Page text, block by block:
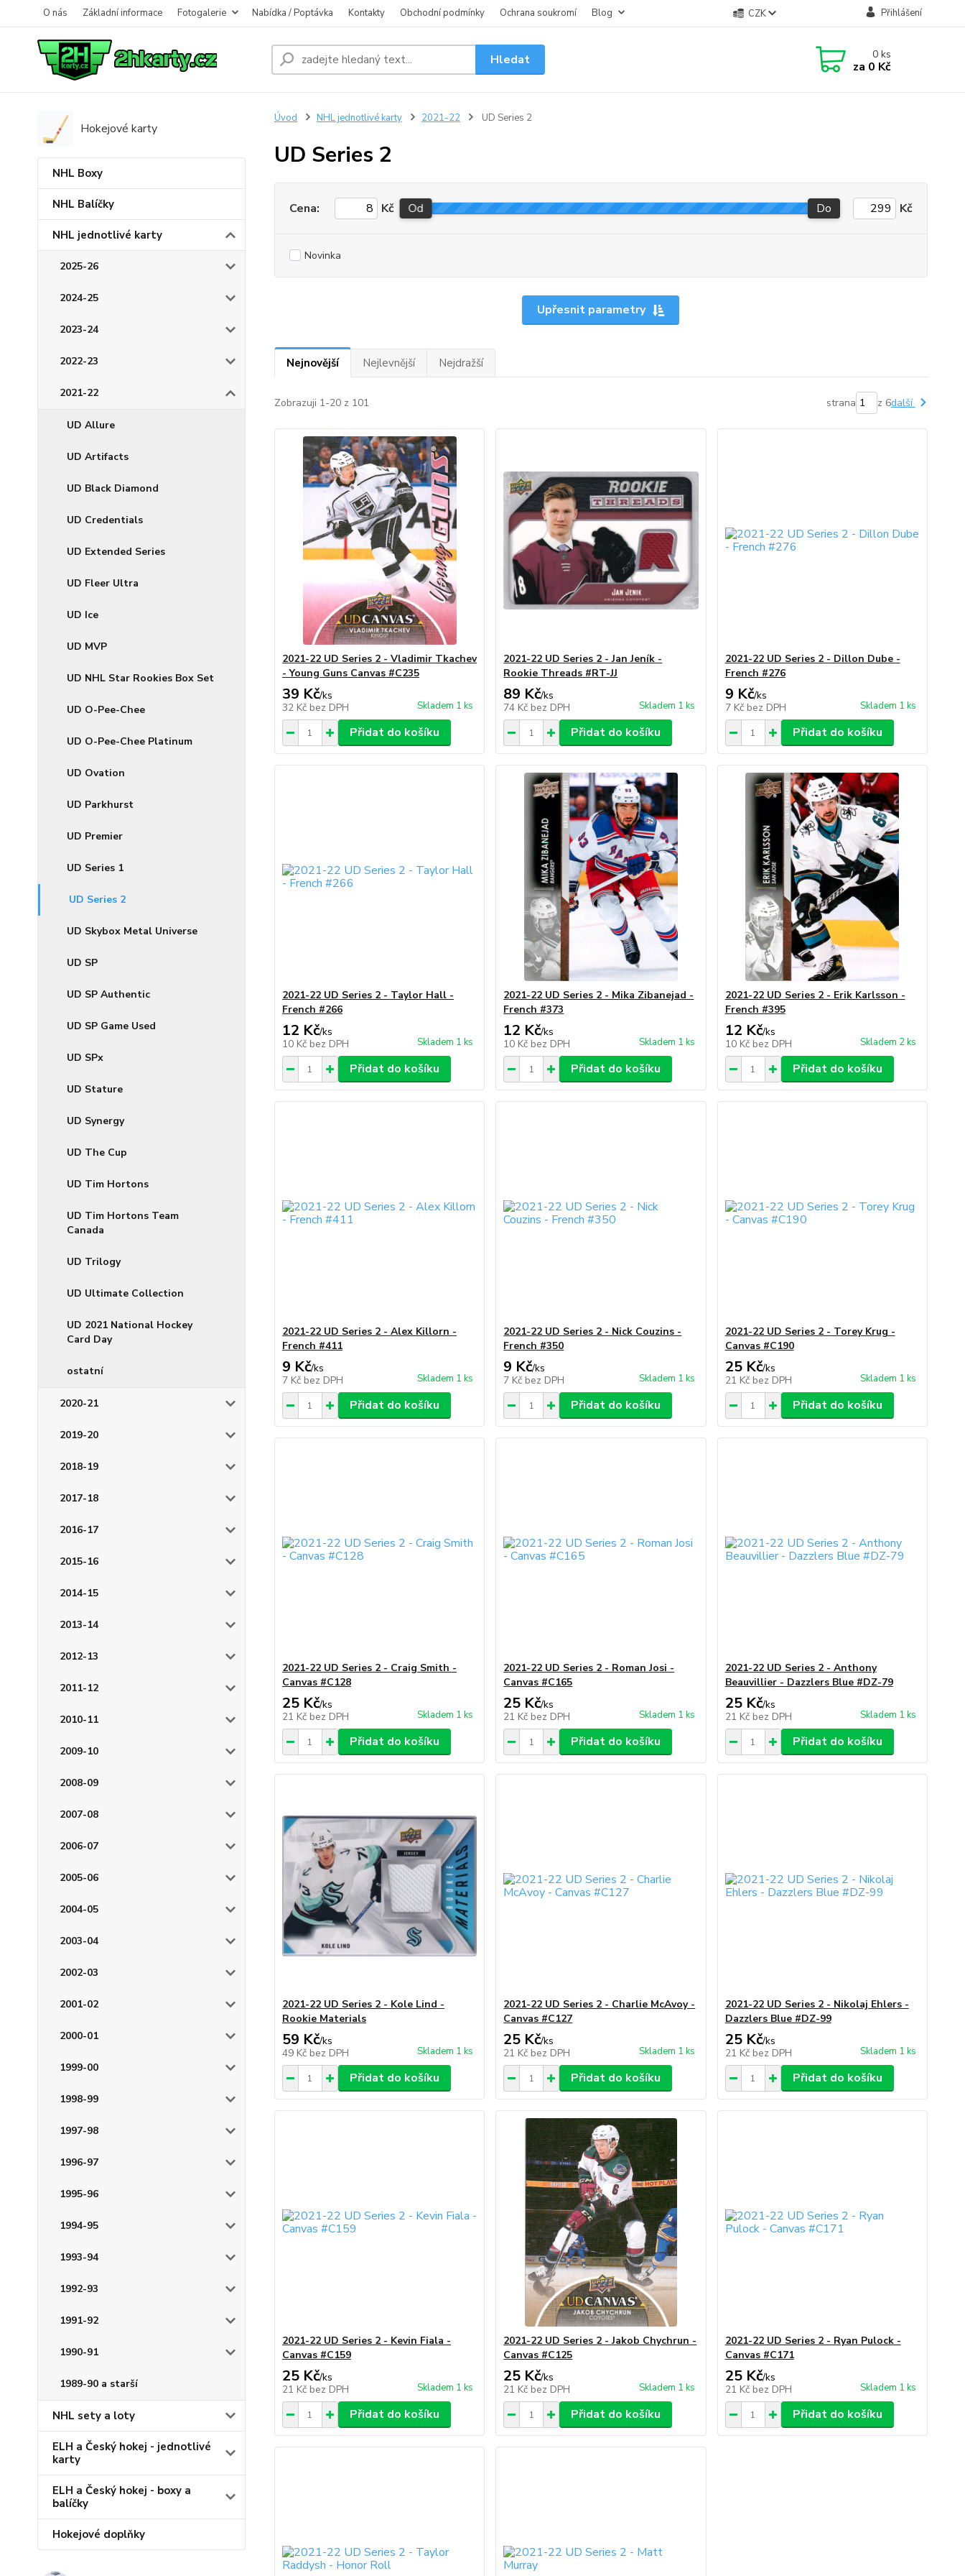
O nás Základní informace Fotogalerie Nabídka / Poptávka Kontakty Obchodní podmínky Ochrana soukromí Blog CZK Přihlášení
Hledat 0ks
za 0 Kč
Hokejové karty
NHL Boxy
NHL Balíčky
NHL jednotlivé karty
2025-26
2024-25
2023-24
2022-23
2021-22
UD Allure
UD Artifacts
UD Black Diamond
UD Credentials
UD Extended Series
UD Fleer Ultra
UD Ice
UD MVP
UD NHL Star Rookies Box Set
UD O-Pee-Chee
UD O-Pee-Chee Platinum
UD Ovation
UD Parkhurst
UD Premier
UD Series 1
UD Series 2
UD Skybox Metal Universe
UD SP
UD SP Authentic
UD SP Game Used
UD SPx
UD Stature
UD Synergy
UD The Cup
UD Tim Hortons
UD Tim Hortons Team
Canada
UD Trilogy
UD Ultimate Collection
UD 2021 National Hockey
Card Day
ostatní
2020-21
2019-20
2018-19
2017-18
2016-17
2015-16
2014-15
2013-14
2012-13
2011-12
2010-11
2009-10
2008-09
2007-08
2006-07
2005-06
2004-05
2003-04
2002-03
2001-02
2000-01
1999-00
1998-99
1997-98
1996-97
1995-96
1994-95
1993-94
1992-93
1991-92
1990-91
1989-90 a starší
NHL sety a loty
ELH a Český hokej - jednotlivé
karty
ELH a Český hokej - boxy a
balíčky
Hokejové doplňky
Úvod NHL jednotlivé karty 2021-22 UD Series 2
UD Series 2
Upřesnit parametry
Cena: Kč Od Do Kč
Novinka
Nejnovější Nejlevnější Nejdražší
Zobrazuji 1-20 z 101 strana z 6další
2021-22 UD Series 2 - Vladimir Tkachev
- Young Guns Canvas #C235
39 Kč/ks
32 Kč bez DPH Skladem 1 ks
Přidat do košíku
2021-22 UD Series 2 - Jan Jeník -
Rookie Threads #RT-JJ
89 Kč/ks
74 Kč bez DPH Skladem 1 ks
Přidat do košíku
2021-22 UD Series 2 - Dillon Dube -
French #276
9 Kč/ks
7 Kč bez DPH Skladem 1 ks
Přidat do košíku
2021-22 UD Series 2 - Taylor Hall -
French #266
12 Kč/ks
10 Kč bez DPH Skladem 1 ks
Přidat do košíku
2021-22 UD Series 2 - Mika Zibanejad -
French #373
12 Kč/ks
10 Kč bez DPH Skladem 1 ks
Přidat do košíku
2021-22 UD Series 2 - Erik Karlsson -
French #395
12 Kč/ks
10 Kč bez DPH Skladem 2 ks
Přidat do košíku
2021-22 UD Series 2 - Alex Killorn -
French #411
9 Kč/ks
7 Kč bez DPH Skladem 1 ks
Přidat do košíku
2021-22 UD Series 2 - Nick Couzins -
French #350
9 Kč/ks
7 Kč bez DPH Skladem 1 ks
Přidat do košíku
2021-22 UD Series 2 - Torey Krug -
Canvas #C190
25 Kč/ks
21 Kč bez DPH Skladem 1 ks
Přidat do košíku
2021-22 UD Series 2 - Craig Smith -
Canvas #C128
25 Kč/ks
21 Kč bez DPH Skladem 1 ks
Přidat do košíku
2021-22 UD Series 2 - Roman Josi -
Canvas #C165
25 Kč/ks
21 Kč bez DPH Skladem 1 ks
Přidat do košíku
2021-22 UD Series 2 - Anthony
Beauvillier - Dazzlers Blue #DZ-79
25 Kč/ks
21 Kč bez DPH Skladem 1 ks
Přidat do košíku
2021-22 UD Series 2 - Kole Lind -
Rookie Materials
59 Kč/ks
49 Kč bez DPH Skladem 1 ks
Přidat do košíku
2021-22 UD Series 2 - Charlie McAvoy -
Canvas #C127
25 Kč/ks
21 Kč bez DPH Skladem 1 ks
Přidat do košíku
2021-22 UD Series 2 - Nikolaj Ehlers -
Dazzlers Blue #DZ-99
25 Kč/ks
21 Kč bez DPH Skladem 1 ks
Přidat do košíku
2021-22 UD Series 2 - Kevin Fiala -
Canvas #C159
25 Kč/ks
21 Kč bez DPH Skladem 1 ks
Přidat do košíku
2021-22 UD Series 2 - Jakob Chychrun -
Canvas #C125
25 Kč/ks
21 Kč bez DPH Skladem 1 ks
Přidat do košíku
2021-22 UD Series 2 - Ryan Pulock -
Canvas #C171
25 Kč/ks
21 Kč bez DPH Skladem 1 ks
Přidat do košíku